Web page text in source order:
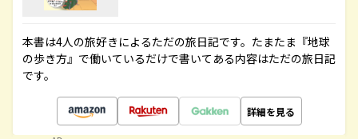
本書は4人の旅好きによるただの旅日記です。たまたま『地球
の歩き方』で働いているだけで書いてある内容はただの旅日記
です。
詳細を見る